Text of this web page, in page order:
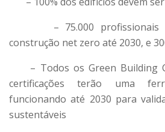
– 75.000 profissionais
construção net zero até 2030, e
– Todos os Green Building
certificações terão uma
funcionando até 2030 para
sustentáveis